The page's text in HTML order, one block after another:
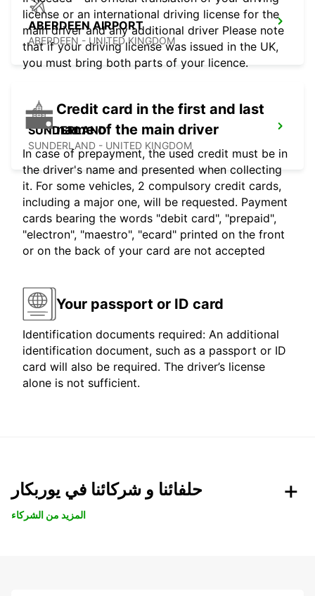
ABERDEEN AIRPORT
ABERDEEN - UNITED KINGDOM
SUNDERLAND
SUNDERLAND - UNITED KINGDOM
license or an international driving license for the
main driver and any additional driver Please note
that if your driving license was issued in the UK,
you must bring both parts of your licence.
Credit card in the first and last
name of the main driver
In case of prepayment, the used credit must be in
the driver's name and presented when collecting
it. For some vehicles, 2 compulsory credit cards,
including a major one, will be requested. Payment
cards bearing the words "debit card", "prepaid",
"electron", "maestro", "ecard" printed on the front
or on the back of your card are not accepted
Your passport or ID card
Identification documents required: An additional
identification document, such as a passport or ID
card will also be required. The driver’s license
alone is not sufficient.
حلفائنا و شركائنا في يوربكار
المزيد من الشركاء